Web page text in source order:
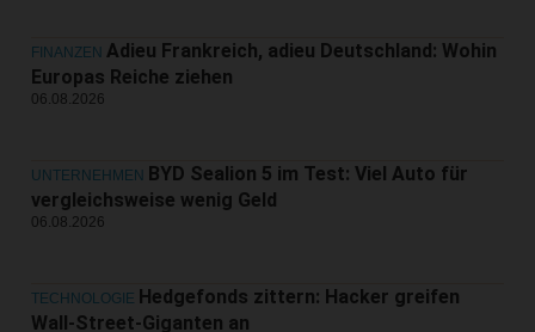
FINANZEN Adieu Frankreich, adieu Deutschland: Wohin
Europas Reiche ziehen
06.08.2026
UNTERNEHMEN BYD Sealion 5 im Test: Viel Auto für
vergleichsweise wenig Geld
06.08.2026
TECHNOLOGIE Hedgefonds zittern: Hacker greifen
Wall-Street-Giganten an